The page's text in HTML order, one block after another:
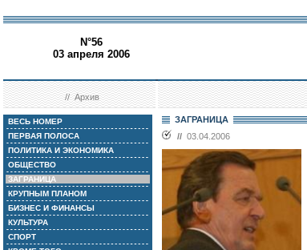
N°56
03 апреля 2006
//Архив
ВЕСЬ НОМЕР
ПЕРВАЯ ПОЛОСА
ПОЛИТИКА И ЭКОНОМИКА
ОБЩЕСТВО
ЗАГРАНИЦА
КРУПНЫМ ПЛАНОМ
БИЗНЕС И ФИНАНСЫ
КУЛЬТУРА
СПОРТ
ЗАГРАНИЦА
// 03.04.2006